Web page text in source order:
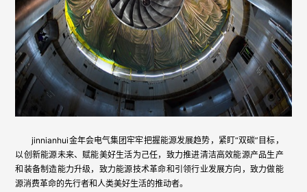
jinnianhui金年会电气集团牢牢把握能源发展趋势，紧盯“双碳”目标，
以创新能源未来、赋能美好生活为己任，致力推进清洁高效能源产品生产
和装备制造能力升级，致力能源技术革命和引领行业发展方向，致力做能
源消费革命的先行者和人类美好生活的推动者。